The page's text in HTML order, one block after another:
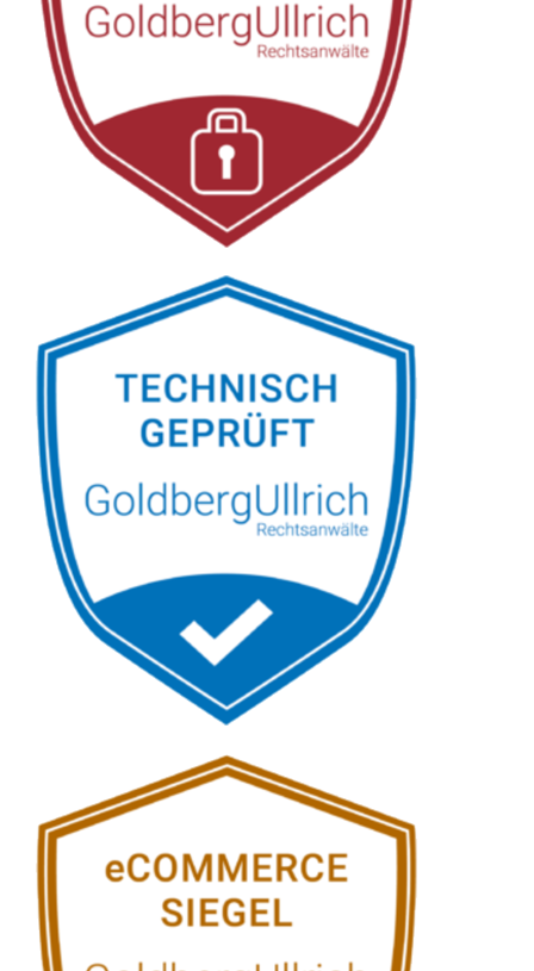
Salz: ↗️GoldbergUllrich
Rechtsanwälte -
✓Datenschutzrecht,
Markenrecht, IT-Recht,
Wirtschaftsrecht